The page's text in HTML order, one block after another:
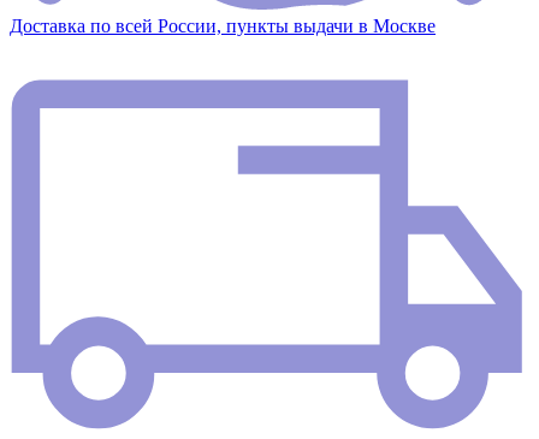
Доставка по всей России, пункты выдачи в Москве